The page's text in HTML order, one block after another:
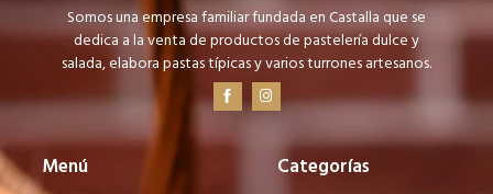
Somos una empresa familiar fundada en Castalla que se
dedica a la venta de productos de pastelería dulce y
salada, elabora pastas típicas y varios turrones artesanos.
Menú Categorías